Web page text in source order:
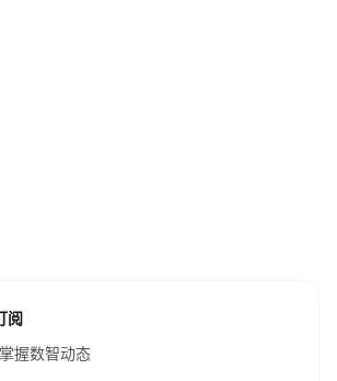
阅
握数智动态